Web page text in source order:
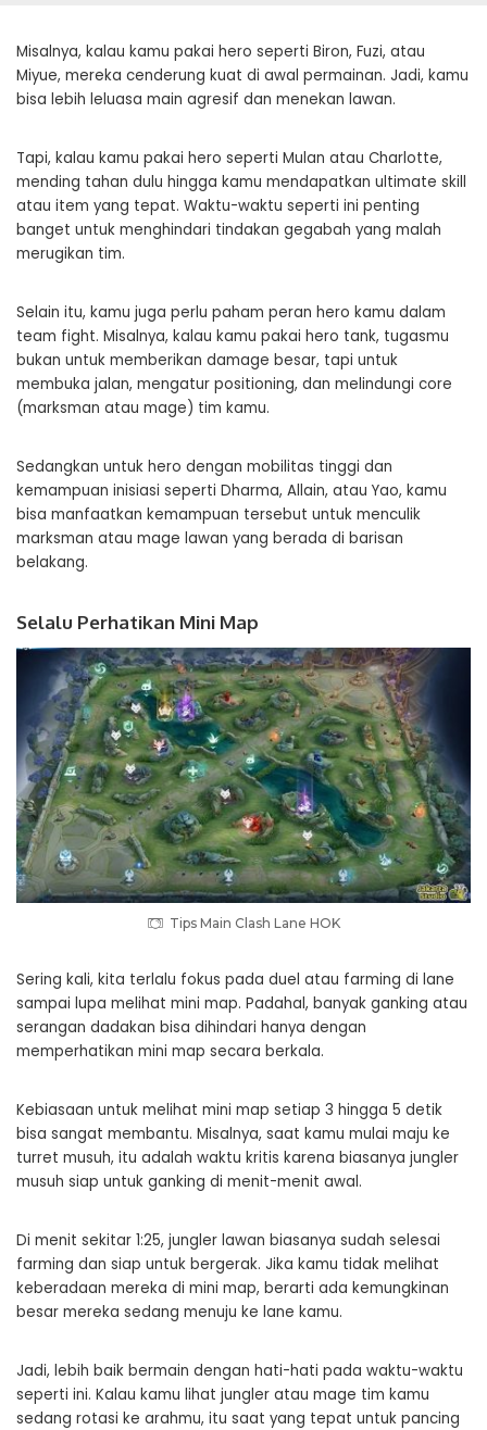
Misalnya, kalau kamu pakai hero seperti Biron, Fuzi, atau
Miyue, mereka cenderung kuat di awal permainan. Jadi, kamu
bisa lebih leluasa main agresif dan menekan lawan.
Tapi, kalau kamu pakai hero seperti Mulan atau Charlotte,
mending tahan dulu hingga kamu mendapatkan ultimate skill
atau item yang tepat. Waktu-waktu seperti ini penting
banget untuk menghindari tindakan gegabah yang malah
merugikan tim.
Selain itu, kamu juga perlu paham peran hero kamu dalam
team fight. Misalnya, kalau kamu pakai hero tank, tugasmu
bukan untuk memberikan damage besar, tapi untuk
membuka jalan, mengatur positioning, dan melindungi core
(marksman atau mage) tim kamu.
Sedangkan untuk hero dengan mobilitas tinggi dan
kemampuan inisiasi seperti Dharma, Allain, atau Yao, kamu
bisa manfaatkan kemampuan tersebut untuk menculik
marksman atau mage lawan yang berada di barisan
belakang.
Selalu Perhatikan Mini Map
Tips Main Clash Lane HOK
Sering kali, kita terlalu fokus pada duel atau farming di lane
sampai lupa melihat mini map. Padahal, banyak ganking atau
serangan dadakan bisa dihindari hanya dengan
memperhatikan mini map secara berkala.
Kebiasaan untuk melihat mini map setiap 3 hingga 5 detik
bisa sangat membantu. Misalnya, saat kamu mulai maju ke
turret musuh, itu adalah waktu kritis karena biasanya jungler
musuh siap untuk ganking di menit-menit awal.
Di menit sekitar 1:25, jungler lawan biasanya sudah selesai
farming dan siap untuk bergerak. Jika kamu tidak melihat
keberadaan mereka di mini map, berarti ada kemungkinan
besar mereka sedang menuju ke lane kamu.
Jadi, lebih baik bermain dengan hati-hati pada waktu-waktu
seperti ini. Kalau kamu lihat jungler atau mage tim kamu
sedang rotasi ke arahmu, itu saat yang tepat untuk pancing